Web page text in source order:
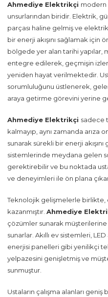
Ahmediye Elektrikçi modern
unsurlarından biridir. Elektrik,
parçası haline gelmiş ve
bir enerji akışını sağlamak için
bölgede yer alan tarihi
entegre edilerek, geçmişin
yeniden hayat verilmektedir.
sorumluluğunu üstlenerek,
araya getirme görevini yerine
Ahmediye Elektrikçi sadece
kalmayıp, aynı zamanda arıza
sunarak sürekli bir enerji akışını
sistemlerinde meydana gelen
gerektirebilir ve bu noktada
ve deneyimleri ile ön plana
Teknolojik gelişmelerle
kazanmıştır. Ahmediye
çözümler sunarak
sunarlar. Akıllı ev sistemleri,
enerjisi panelleri gibi yenilikçi
yelpazesini genişletmiş ve
sunmuştur.
Ustaların çalışma alanları